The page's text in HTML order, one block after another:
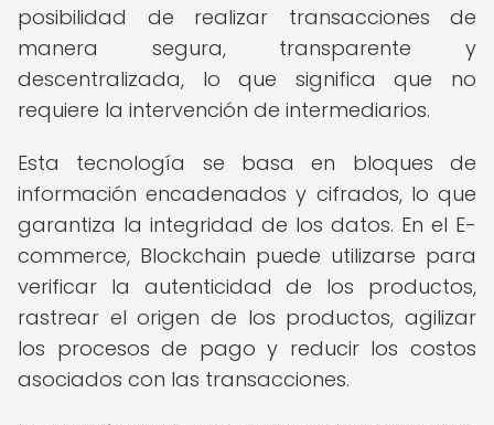
posibilidad de realizar transacciones de
manera segura, transparente y
descentralizada, lo que significa que no
requiere la intervención de intermediarios.
Esta tecnología se basa en bloques de
información encadenados y cifrados, lo que
garantiza la integridad de los datos. En el E-
commerce, Blockchain puede utilizarse para
verificar la autenticidad de los productos,
rastrear el origen de los productos, agilizar
los procesos de pago y reducir los costos
asociados con las transacciones.